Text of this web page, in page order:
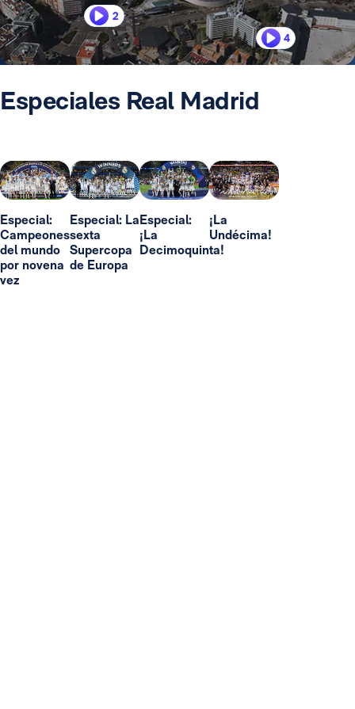
2
4
Especiales Real Madrid
Especial:
Campeones
del mundo
por novena
vez
Especial: La
sexta
Supercopa
de Europa
Especial:
¡La
Decimoquinta!
¡La
Undécima!